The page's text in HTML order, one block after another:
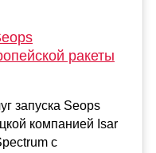
ракеты
запуска Seops
компанией Isar
с